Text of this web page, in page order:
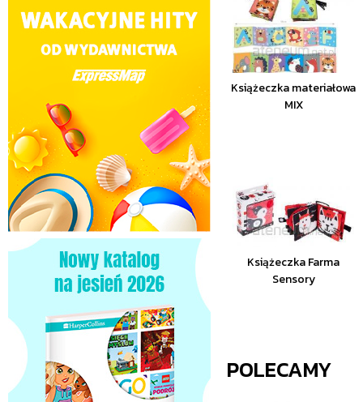
Książeczka materiałowa
MIX
Książeczka Farma
Sensory
POLECAMY